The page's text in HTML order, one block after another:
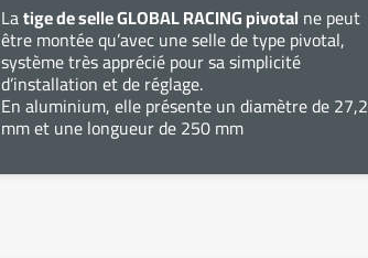
Latige de selle GLOBAL RACING pivotal ne peut
être montée qu’avec une selle de type pivotal,
système très apprécié pour sa simplicité
d’installation et de réglage.
En aluminium, elle présente un diamètre de 27,2
mm et une longueur de 250 mm